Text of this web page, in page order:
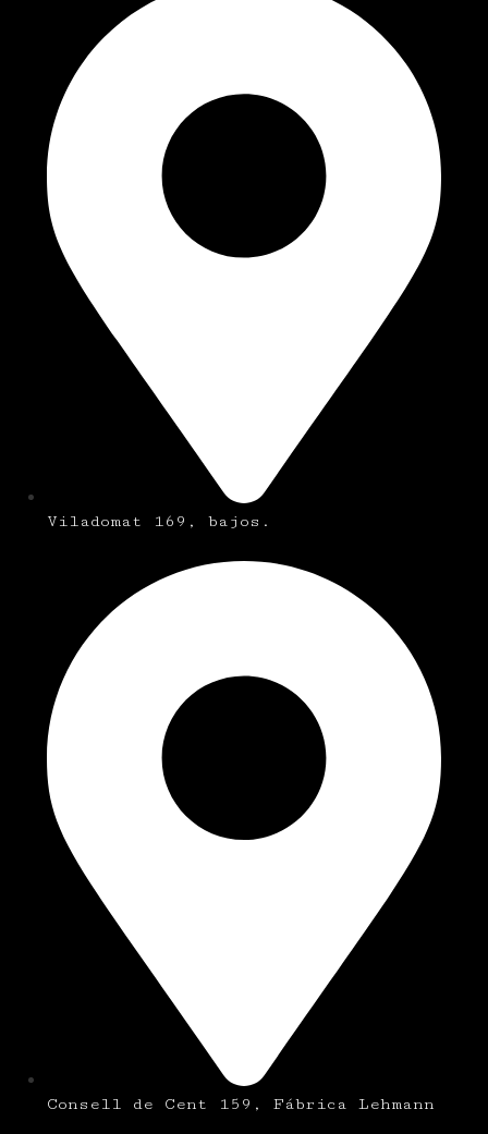
Viladomat 169, bajos.
Consell de Cent 159, Fábrica Lehmann